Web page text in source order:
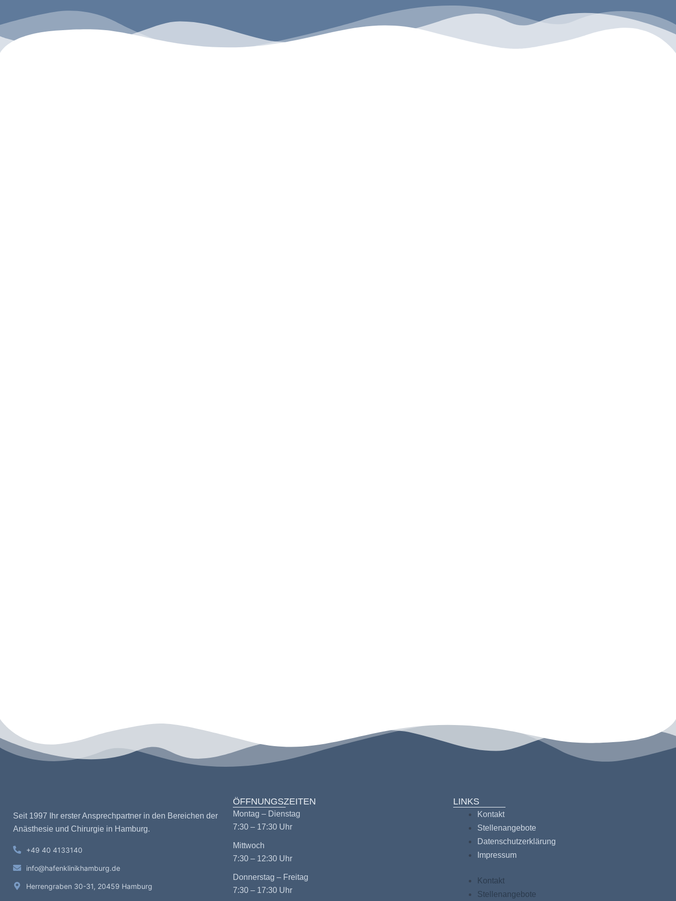
Seit 1997 Ihr erster Ansprechpartner in den Bereichen der
Anästhesie und Chirurgie in Hamburg.
+49 40 4133140
info@hafenklinikhamburg.de
Herrengraben 30-31, 20459 Hamburg
ÖFFNUNGSZEITEN
Montag – Dienstag
7:30 – 17:30 Uhr
Mittwoch
7:30 – 12:30 Uhr
Donnerstag – Freitag
7:30 – 17:30 Uhr
LINKS
Kontakt
Stellenangebote
Datenschutzerklärung
Impressum
Kontakt
Stellenangebote